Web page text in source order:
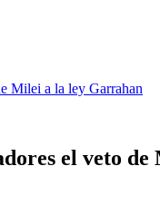
Milei a la ley Garrahan
el veto